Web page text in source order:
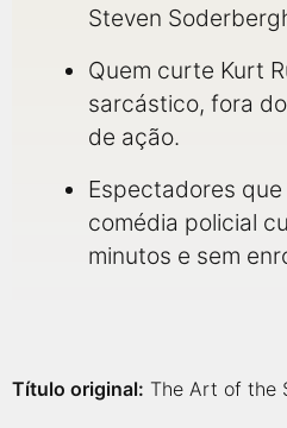
Steven
Quem curte Kurt
sarcástico, fora
de ação.
Espectadores
comédia policial
minutos e sem
Título original: The Art of the